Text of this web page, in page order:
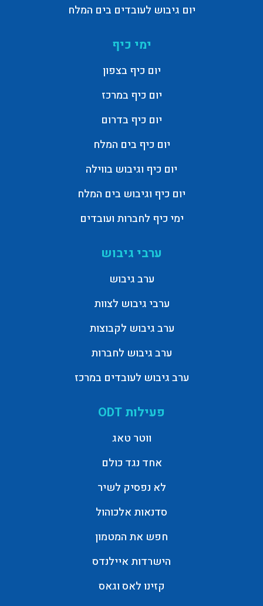
יום גיבוש לעובדים בים המלח
ימי כיף
יום כיף בצפון
יום כיף במרכז
יום כיף בדרום
יום כיף בים המלח
יום כיף וגיבוש בווילה
יום כיף וגיבוש בים המלח
ימי כיף לחברות ועובדים
ערבי גיבוש
ערב גיבוש
ערבי גיבוש לצוות
ערב גיבוש לקבוצות
ערב גיבוש לחברות
ערב גיבוש לעובדים במרכז
פעילות ODT
ווטר טאג
אחד נגד כולם
לא נפסיק לשיר
סדנאות אלכוהול
חפש את המטמון
הישרדות איילנדס
קזינו לאס וגאס